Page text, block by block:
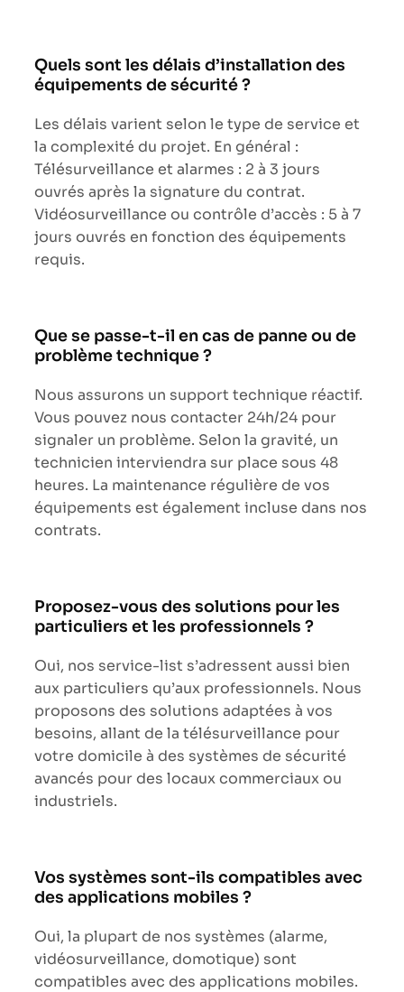
Quels sont les délais d’installation des
équipements de sécurité ?
Les délais varient selon le type de service et
la complexité du projet. En général :
Télésurveillance et alarmes : 2 à 3 jours
ouvrés après la signature du contrat.
Vidéosurveillance ou contrôle d’accès : 5 à 7
jours ouvrés en fonction des équipements
requis.
Que se passe-t-il en cas de panne ou de
problème technique ?
Nous assurons un support technique réactif.
Vous pouvez nous contacter 24h/24 pour
signaler un problème. Selon la gravité, un
technicien interviendra sur place sous 48
heures. La maintenance régulière de vos
équipements est également incluse dans nos
contrats.
Proposez-vous des solutions pour les
particuliers et les professionnels ?
Oui, nos service-list s’adressent aussi bien
aux particuliers qu’aux professionnels. Nous
proposons des solutions adaptées à vos
besoins, allant de la télésurveillance pour
votre domicile à des systèmes de sécurité
avancés pour des locaux commerciaux ou
industriels.
Vos systèmes sont-ils compatibles avec
des applications mobiles ?
Oui, la plupart de nos systèmes (alarme,
vidéosurveillance, domotique) sont
compatibles avec des applications mobiles.